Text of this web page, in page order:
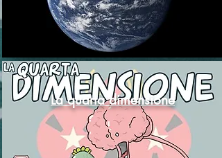
La quarta dimensione